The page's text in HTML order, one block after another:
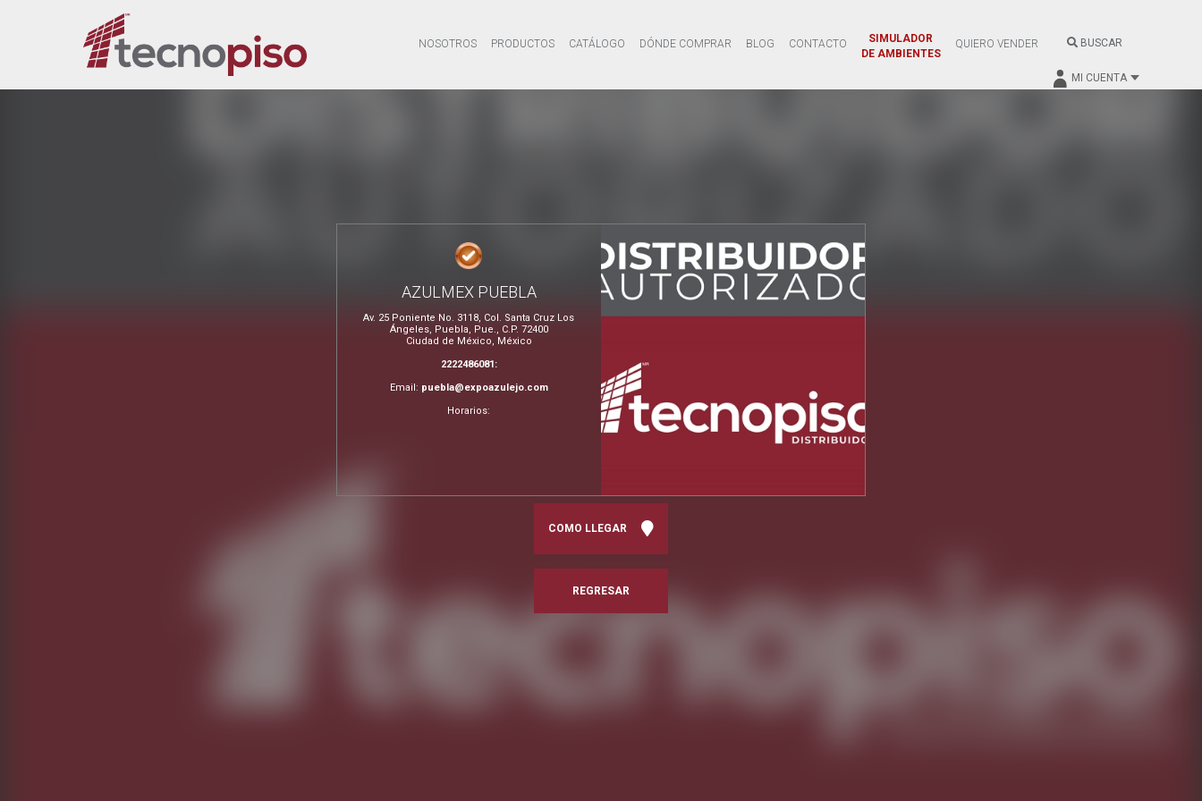
NOSOTROS PRODUCTOS CATÁLOGO DÓNDE COMPRAR BLOG CONTACTO
SIMULADOR
DE AMBIENTES
QUIERO VENDER BUSCAR
MI CUENTA
AZULMEX PUEBLA
Av. 25 Poniente No. 3118, Col. Santa Cruz Los
Ángeles, Puebla, Pue., C.P. 72400
Ciudad de México, México
2222486081:
Email: puebla@expoazulejo.com
Horarios:
COMO LLEGAR
REGRESAR